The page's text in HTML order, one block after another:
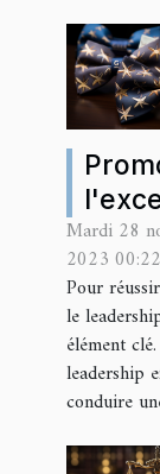
en
Mardi 28
2023 00:22
Pour
le
élément
leadership
conduire